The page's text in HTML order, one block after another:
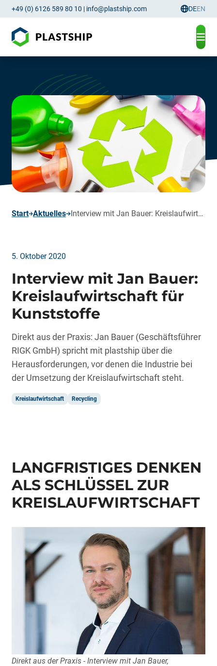
+49 (0) 6126 589 80 10 | info@plastship.com DEEN
Startseite
Aktuelles Interview mit Jan Bauer: Kreislaufwirtschaft für Kunststoffe
5. Oktober 2020
Interview mit Jan Bauer:
Kreislaufwirtschaft für
Kunststoffe
Direkt aus der Praxis: Jan Bauer (Geschäftsführer
RIGK GmbH) spricht mit plastship über die
Herausforderungen, vor denen die Industrie bei
der Umsetzung der Kreislaufwirtschaft steht.
Kreislaufwirtschaft Recycling
LANGFRISTIGES DENKEN
ALS SCHLÜSSEL ZUR
KREISLAUFWIRTSCHAFT
Direkt aus der Praxis - Interview mit Jan Bauer,